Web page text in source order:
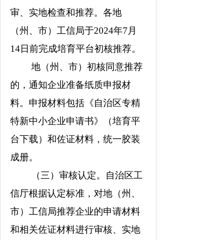
审、实地检查和推荐。各地
（州、市）工信局于2024年7 月
14日前完成培育平台初核推荐。
地（州、市）初核同意推荐
的，通知企业准备纸质申报材
料。申报材料包括《自治区专精
特新中小企业申请书》（培育平
台下载）和佐证材料，统一胶装
成册。
（三）审核认定。
自治区工
信厅根据认定标准，对地（州、
市）工信局推荐企业的申请材料
和相关佐证材料进行审核、实地